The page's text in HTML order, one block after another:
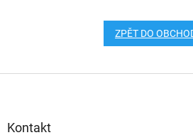
ZPĚT DO
Kontakt